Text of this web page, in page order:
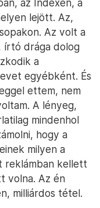
az Indexen, a
lejött. Az,
Az volt a
írtó drága dolog
a
egyébként. És
ettem, nem
A lényeg,
mindenhol
hogy a
milyen a
reklámban kellett
volna. Az én
milliárdos tétel.